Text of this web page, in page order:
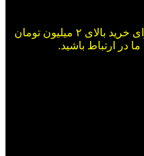
پرداخت درب منزل سراسر ایران برای خرید بالای ۲ میلیون تومان
در ارتباط باشید.